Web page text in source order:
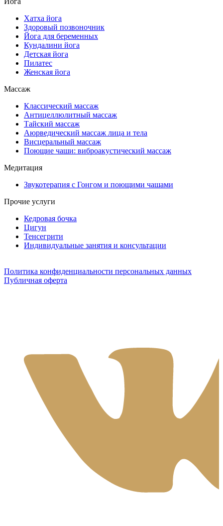
Хатха йога
Здоровый позвоночник
Йога для беременных
Кундалини йога
Детская йога
Пилатес
Женская йога
Массаж
Классический массаж
Антицеллюлитный массаж
Тайский массаж
Аюрведический массаж лица и тела
Висцеральный массаж
Поющие чаши: виброакустический массаж
Медитация
Звукотерапия с Гонгом и поющими чашами
Прочие услуги
Кедровая бочка
Цигун
Тенсегрити
Индивидуальные занятия и консультации
Политика конфиденциальности персональных данных
Публичная оферта